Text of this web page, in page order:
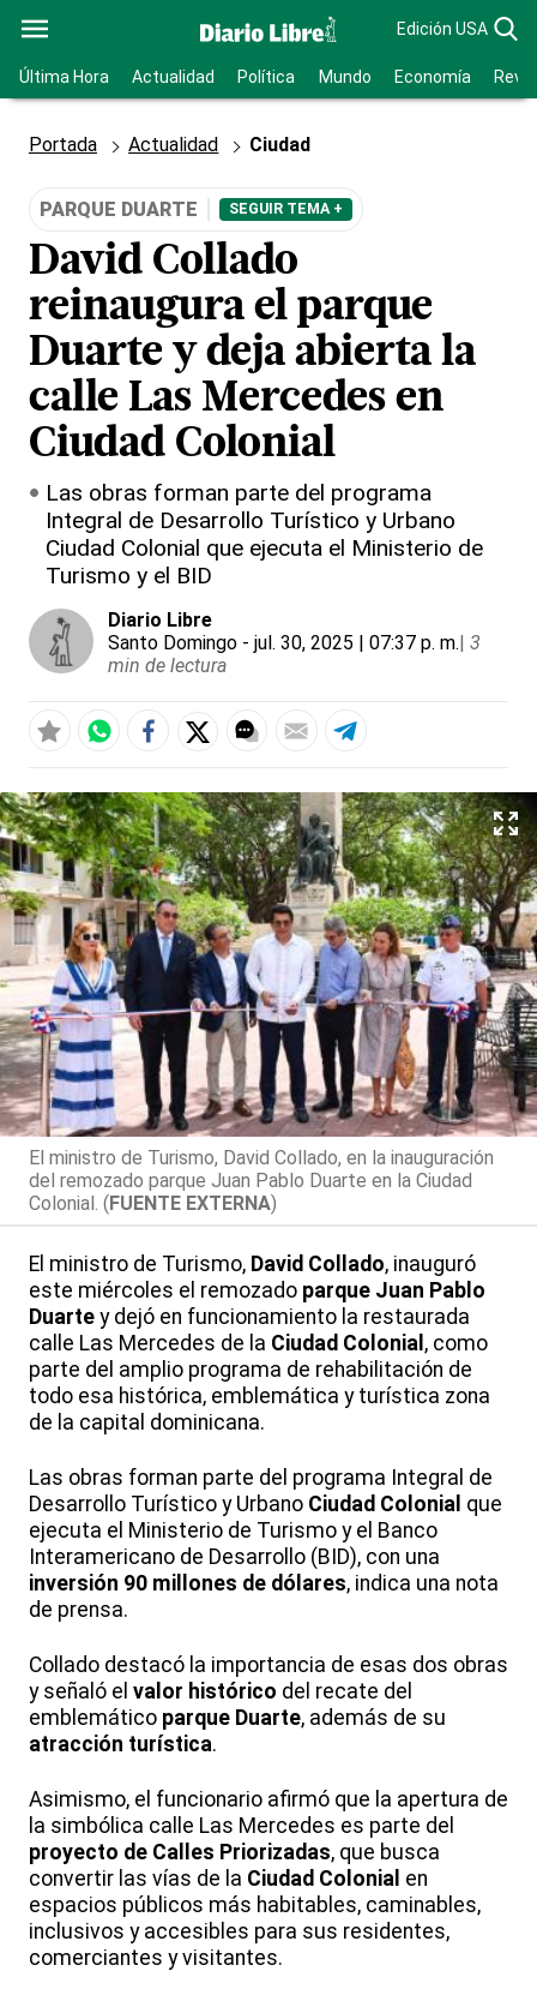
Edición USA
Última Hora Actualidad Política Mundo Economía
Portada Actualidad Ciudad
PARQUE DUARTE SEGUIR TEMA +
David Collado
reinaugura el parque
Duarte y deja abierta la
calle Las Mercedes en
Ciudad Colonial
Las obras forman parte del programa
Integral de Desarrollo Turístico y Urbano
Ciudad Colonial que ejecuta el Ministerio de
Turismo y el BID
Diario Libre
Santo Domingo - jul. 30, 2025 | 07:37 p. m.| 3
min de lectura
El ministro de Turismo, David Collado, en la inauguración
del remozado parque Juan Pablo Duarte en la Ciudad
Colonial. (FUENTE EXTERNA)
El ministro de Turismo, David Collado, inauguró
este miércoles el remozado parque Juan Pablo
Duarte y dejó en funcionamiento la restaurada
calle Las Mercedes de la Ciudad Colonial , como
parte del amplio programa de rehabilitación de
todo esa histórica, emblemática y turística zona
de la capital dominicana.
Las obras forman parte del programa Integral de
Desarrollo Turístico y Urbano Ciudad Colonial que
ejecuta el Ministerio de Turismo y el Banco
Interamericano de Desarrollo (BID), con una
inversión 90 millones de dólares, indica una nota
de prensa.
Collado destacó la importancia de esas dos obras
y señaló el valor histórico del recate del
emblemático parque Duarte, además de su
atracción turística.
Asimismo, el funcionario afirmó que la apertura de
la simbólica calle Las Mercedes es parte del
proyecto de Calles Priorizadas, que busca
convertir las vías de la Ciudad Colonial en
espacios públicos más habitables, caminables,
inclusivos y accesibles para sus residentes,
comerciantes y visitantes.